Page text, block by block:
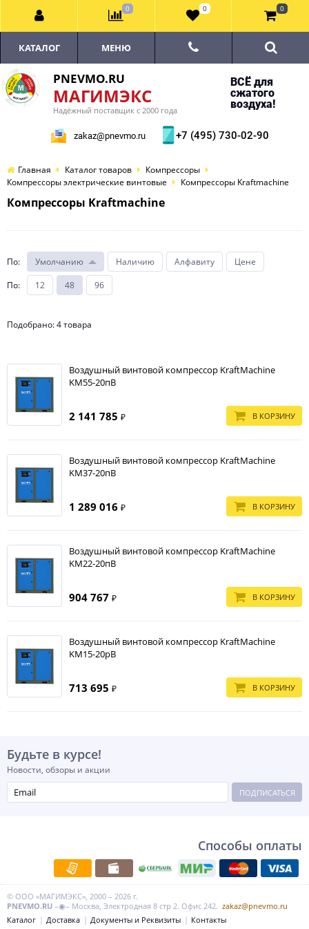
PNEVMO.RU
МАГИМЭКС
Надёжный поставщик с 2000 года
ВСЁ для
сжатого
воздуха!
zakaz@pnevmo.ru +7 (495) 730-02-90
КАТАЛОГ МЕНЮ
Главная Каталог товаров
Компрессоры
Компрессоры электрические винтовые
Компрессоры Kraftmachine
Компрессоры Kraftmachine
По: Умолчанию Наличию Алфавиту
Цене
По: 12 48 96
Подобрано: 4 товара
Воздушный винтовой компрессор KraftMachine
KM55-20пВ
2 141 785 ₽ В КОРЗИНУ
Воздушный винтовой компрессор KraftMachine
KM37-20пВ
1 289 016 ₽ В КОРЗИНУ
Воздушный винтовой компрессор KraftMachine
KM22-20пВ
904 767 ₽ В КОРЗИНУ
Воздушный винтовой компрессор KraftMachine
KM15-20рВ
713 695 ₽ В КОРЗИНУ
Будьте в курсе!
Новости, обзоры и акции
ПОДПИСАТЬСЯ
Способы оплаты
© ООО «МАГИМЭКС», 2000 – 2026 г.
PNEVMO.RU –◉– Москва, Электродная 8 стр 2. Офис 242. zakaz@pnevmo.ru
Каталог
Доставка Документы и Реквизиты Контакты
0 0 0